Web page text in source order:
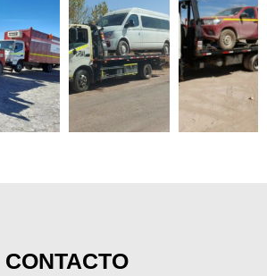
CONTACTO